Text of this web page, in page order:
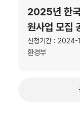
2025년 한국
원사업 모집
신청기간 :
환경부